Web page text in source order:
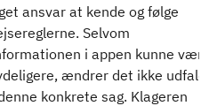
ansvar at kende og følge
Selvom
i appen kunne
ændrer det ikke
konkrete sag. Klageren